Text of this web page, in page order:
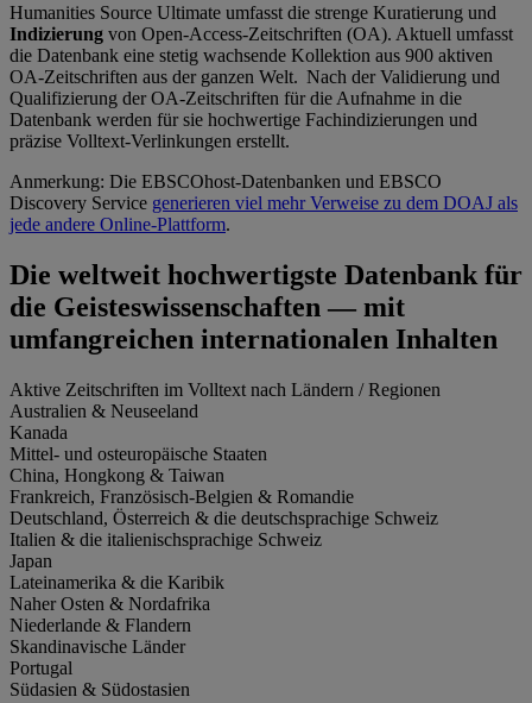
Humanities Source Ultimate umfasst die strenge Kuratierung und
Indizierung von Open-Access-Zeitschriften (OA). Aktuell umfasst
die Datenbank eine stetig wachsende Kollektion aus 900 aktiven
OA-Zeitschriften aus der ganzen Welt. Nach der Validierung und
Qualifizierung der OA-Zeitschriften für die Aufnahme in die
Datenbank werden für sie hochwertige Fachindizierungen und
präzise Volltext-Verlinkungen erstellt.
Anmerkung: Die EBSCOhost-Datenbanken und EBSCO
Discovery Service generieren viel mehr Verweise zu dem DOAJ als
jede andere Online-Plattform.
Die weltweit hochwertigste Datenbank für
die Geisteswissenschaften — mit
umfangreichen internationalen Inhalten
Aktive Zeitschriften im Volltext nach Ländern / Regionen
Australien & Neuseeland
Kanada
Mittel- und osteuropäische Staaten
China, Hongkong & Taiwan
Frankreich, Französisch-Belgien & Romandie
Deutschland, Österreich & die deutschsprachige Schweiz
Italien & die italienischsprachige Schweiz
Japan
Lateinamerika & die Karibik
Naher Osten & Nordafrika
Niederlande & Flandern
Skandinavische Länder
Portugal
Südasien & Südostasien